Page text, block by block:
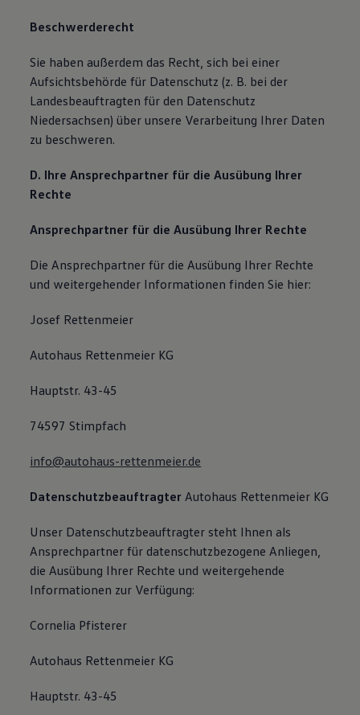
Beschwerderecht
Sie haben außerdem das Recht, sich bei einer
Aufsichtsbehörde für Datenschutz (z. B. bei der
Landesbeauftragten für den Datenschutz
Niedersachsen) über unsere Verarbeitung Ihrer Daten
zu beschweren.
D. Ihre Ansprechpartner für die Ausübung Ihrer
Rechte
Ansprechpartner für die Ausübung Ihrer Rechte
Die Ansprechpartner für die Ausübung Ihrer Rechte
und weitergehender Informationen finden Sie hier:
Josef Rettenmeier
Autohaus Rettenmeier KG
Hauptstr. 43-45
74597 Stimpfach
info@autohaus-rettenmeier.de
Datenschutzbeauftragter Autohaus Rettenmeier KG
Unser Datenschutzbeauftragter steht Ihnen als
Ansprechpartner für datenschutzbezogene Anliegen,
die Ausübung Ihrer Rechte und weitergehende
Informationen zur Verfügung:
Cornelia Pfisterer
Autohaus Rettenmeier KG
Hauptstr. 43-45